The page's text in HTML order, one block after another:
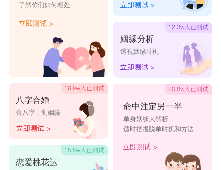
了解你们如何相处
八字合婚
合八字，测姻缘
恋爱桃花运
姻缘分析
透视姻缘时机
命中注定另一半
单身姻缘大解析
适时把握脱单时机和方法